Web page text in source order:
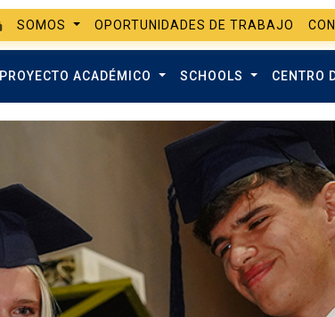
SOMOS OPORTUNIDADES DE TRABAJO
PROYECTO ACADÉMICO SCHOOLS CENTRO